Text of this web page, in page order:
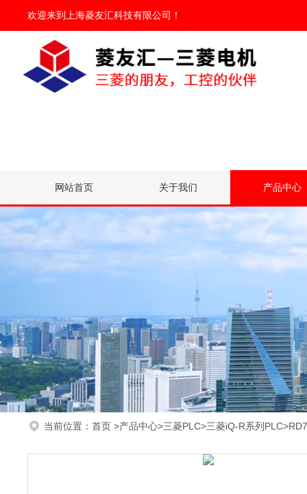
欢迎来到 上海菱友汇科技有限公司 ！
网站首页 关于我们 产品中心
当前位置： 首页 >产品中心>三菱PLC>三菱iQ-R系列PLC